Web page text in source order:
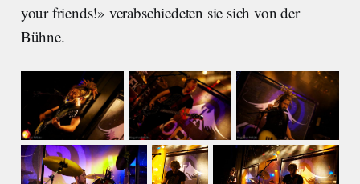
your friends!» verabschiedeten sie sich von der
Bühne.